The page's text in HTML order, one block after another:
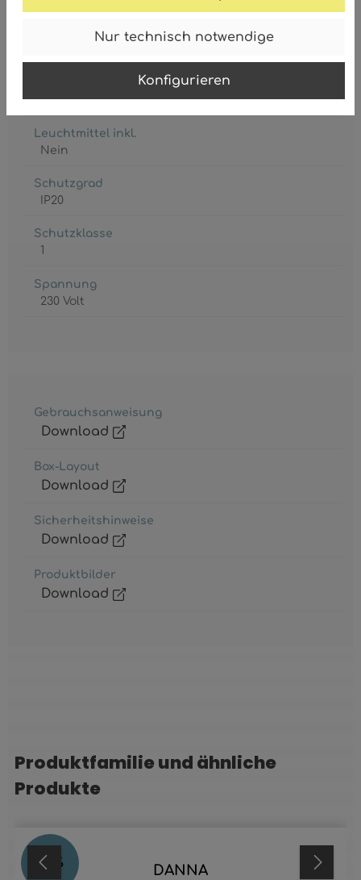
Nur technisch notwendige
Konfigurieren
Leistungsaufnahme
max. 8 Watt
Leuchtmittel inkl.
Nein
Schutzgrad
IP20
Schutzklasse
1
Spannung
230 Volt
Gebrauchsanweisung
Download
Box-Layout
Download
Sicherheitshinweise
Download
Produktbilder
Download
Produktgalerie überspringen
Produktfamilie und ähnliche
Produkte
25 % DANNA